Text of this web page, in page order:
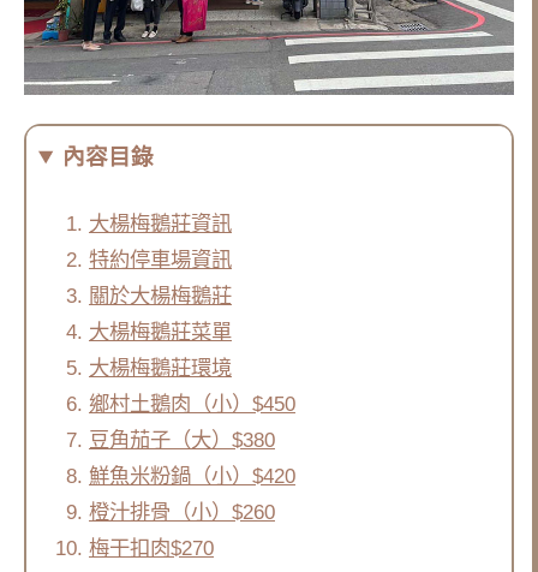
內容目錄
大楊梅鵝莊資訊
特約停車場資訊
關於大楊梅鵝莊
大楊梅鵝莊菜單
大楊梅鵝莊環境
鄉村土鵝肉（小）$450
豆角茄子（大）$380
鮮魚米粉鍋（小）$420
橙汁排骨（小）$260
梅干扣肉$270